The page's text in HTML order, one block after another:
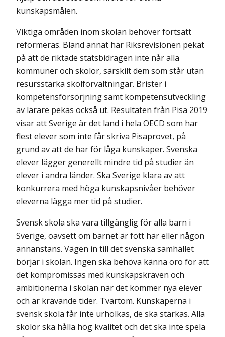
kunskapsmålen.
Viktiga områden inom skolan behöver fortsatt
reformeras. Bland annat har Riks­revisionen pekat
på att de riktade statsbidragen inte når alla
kommuner och skolor, särskilt dem som står utan
resursstarka skolförvaltningar. Brister i
kompetensförsörjning samt kompetensutveckling
av lärare pekas också ut. Resultaten från Pisa 2019
visar att Sverige är det land i hela OECD som har
flest elever som inte får skriva Pisaprovet, på
grund av att de har för låga kunskaper. Svenska
elever lägger generellt mindre tid på studier än
elever i andra länder. Ska Sverige klara av att
konkurrera med höga kunskapsnivåer behöver
eleverna lägga mer tid på studier.
Svensk skola ska vara tillgänglig för alla barn i
Sverige, oavsett om barnet är fött här eller någon
annanstans. Vägen in till det svenska samhället
börjar i skolan. Ingen ska behöva känna oro för att
det kompromissas med kunskapskraven och
ambitionerna i skolan när det kommer nya elever
och är krävande tider. Tvärtom. Kunskaperna i
svensk skola får inte urholkas, de ska stärkas. Alla
skolor ska hålla hög kvalitet och det ska inte spela